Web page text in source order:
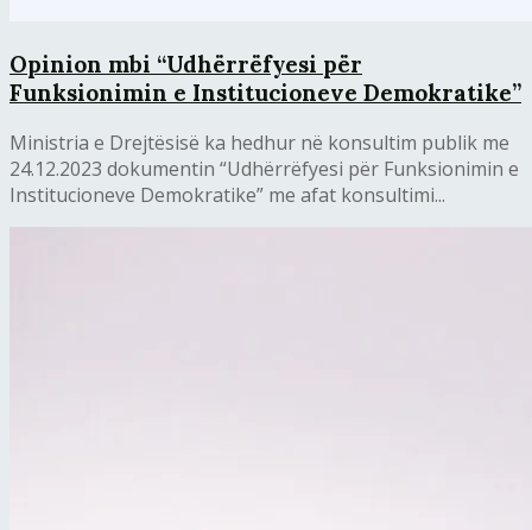
Opinion mbi “Udhërrëfyesi për
Funksionimin e Institucioneve Demokratike”
Ministria e Drejtësisë ka hedhur në konsultim publik me
24.12.2023 dokumentin “Udhërrëfyesi për Funksionimin e
Institucioneve Demokratike” me afat konsultimi...